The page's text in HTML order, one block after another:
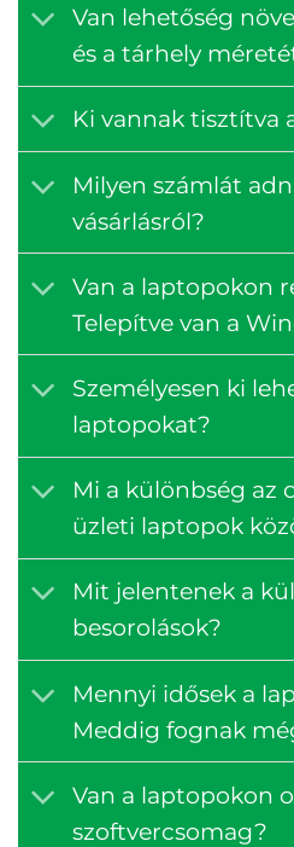
Van lehetőség
és a tárhely
Ki vannak tisztítva
Milyen számlát
vásárlásról?
Van a laptopokon
Telepítve van a
Személyesen ki
laptopokat?
Mi a különbség az
üzleti laptopok
Mit jelentenek a
besorolások?
Mennyi idősek a
Meddig fognak
Van a laptopokon
szoftvercsomag?